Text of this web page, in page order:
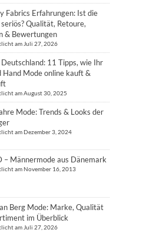
Fabrics Erfahrungen: Ist die
Qualität, Retoure,
& Bewertungen
am Juli 27, 2026
11 Tipps, wie Ihr
Hand Mode online kauft &
am August 30, 2025
Mode: Trends & Looks der
am Dezember 3, 2024
– Männermode aus Dänemark
am November 16, 2013
Berg Mode: Marke, Qualität
im Überblick
am Juli 27, 2026